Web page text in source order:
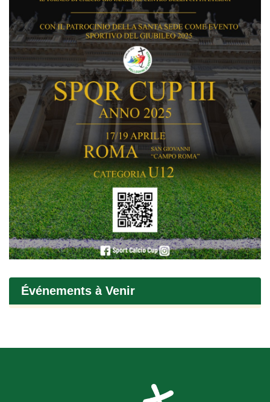
Événements à Venir